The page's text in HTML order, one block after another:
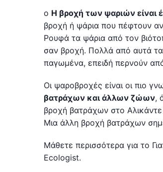
ο Η βροχή των ψαριών είναι
βροχή ή ψάρια που πέφτουν
Ρουφά τα ψάρια από τον
σαν βροχή. Πολλά από αυτά
παγωμένα, επειδή περνούν
Οι ψαροβροχές είναι οι πιο
βατράχων και άλλων ζώων,
βροχή βατράχων στο
Μια άλλη βροχή βατράχων
Μάθετε περισσότερα για το
Ecologist.